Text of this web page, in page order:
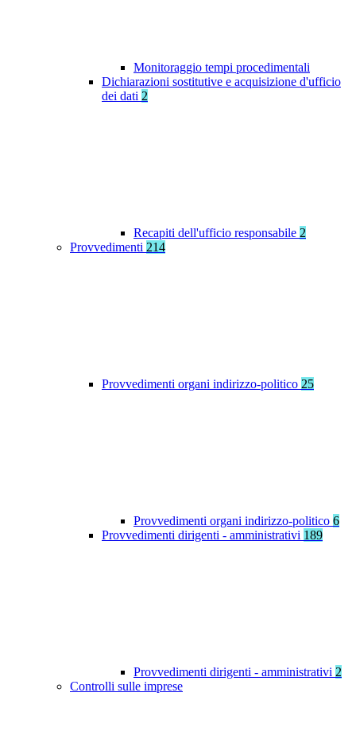
Monitoraggio tempi procedimentali
Dichiarazioni sostitutive e acquisizione d'ufficio
dei dati 2
Recapiti dell'ufficio responsabile 2
Provvedimenti 214
Provvedimenti organi indirizzo-politico 25
Provvedimenti organi indirizzo-politico 6
Provvedimenti dirigenti - amministrativi 189
Provvedimenti dirigenti - amministrativi 2
Controlli sulle imprese